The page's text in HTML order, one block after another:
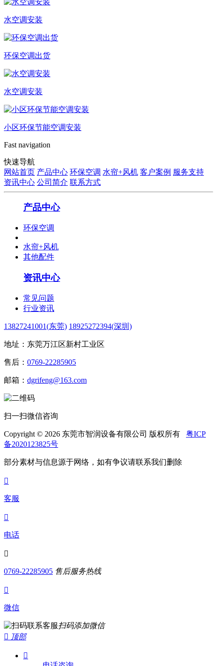
水空调安装
环保空调出货
水空调安装
小区环保节能空调安装
Fast navigation
快速导航
网站首页 产品中心 环保空调 水帘+风机 客户案例 服务支持
资讯中心 公司简介 联系方式
产品中心
环保空调
水帘+风机
其他配件
资讯中心
常见问题
行业资讯
13827241001(东莞) 18925272394(深圳)
地址：东莞万江区新村工业区
售后： 0769-22285905
邮箱： dgrifeng@163.com
扫一扫微信咨询
Copyright © 2026 东莞市智润设备有限公司 版权所有 粤ICP
备2020123825号
部分素材与信息源于网络，如有争议请联系我们删除

客服

电话

0769-22285905 售后服务热线

微信
扫码添加微信
 顶部
